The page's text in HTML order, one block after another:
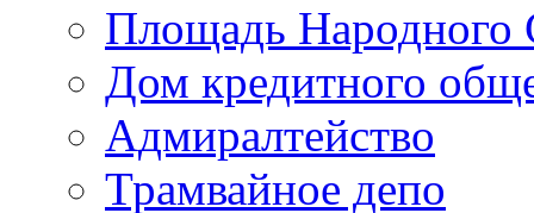
Площадь Народного
Дом кредитного
Адмиралтейство
Трамвайное депо